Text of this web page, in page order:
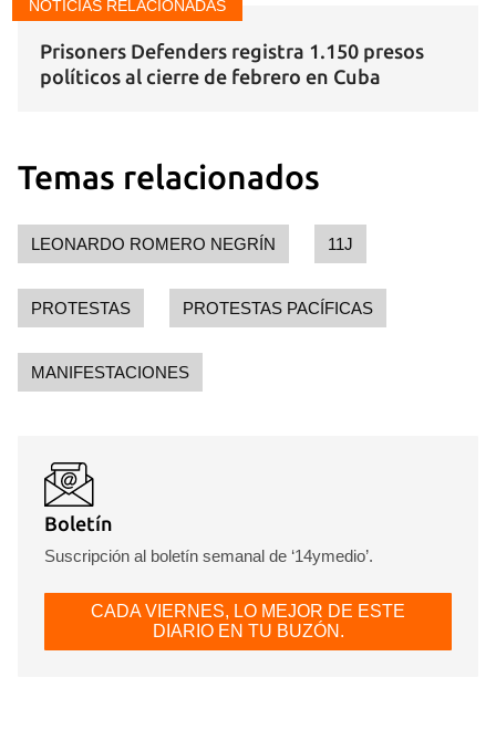
Para poder guardar como favorito, primero has de
iniciar sesión con tu cuenta de 14ymedio.
INICIAR SESIÓN CANCELAR
NOTICIAS RELACIONADAS
Prisoners Defenders registra 1.150 presos
políticos al cierre de febrero en Cuba
Temas relacionados
LEONARDO ROMERO NEGRÍN 11J
PROTESTAS PROTESTAS PACÍFICAS
MANIFESTACIONES
Boletín
Suscripción al boletín semanal de ‘14ymedio’.
CADA VIERNES, LO MEJOR DE ESTE
DIARIO EN TU BUZÓN.